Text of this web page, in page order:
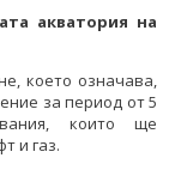
акватория на
което означава,
за период от 5
които ще
и газ.